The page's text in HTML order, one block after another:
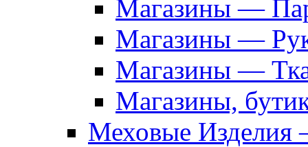
Магазины —
Магазины —
Магазины —
Магазины,
Меховые Изделия